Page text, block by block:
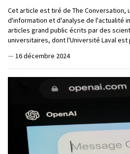
Cet article est tiré de The Conversation,
d'information et d'analyse de l'actualité
articles grand public écrits par des
universitaires, dont l'Université Laval est
— 16 décembre 2024